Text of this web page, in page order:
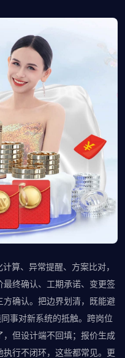
算、异常提醒、方案比对，
终确认、工期承诺、变更签
确认。把边界划清，既能避
事对新系统的抵触。跨岗位
但设计端不回填；报价生成
行不闭环，这些都常见。更